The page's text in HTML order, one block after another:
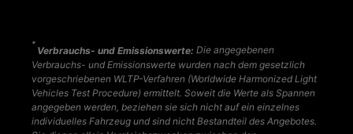
*
Verbrauchs- und Emissionswerte: Die angegebenen
Verbrauchs- und Emissionswerte wurden nach dem gesetzlich
vorgeschriebenen WLTP-Verfahren (Worldwide Harmonized Light
Vehicles Test Procedure) ermittelt. Soweit die Werte als Spannen
angegeben werden, beziehen sie sich nicht auf ein einzelnes
individuelles Fahrzeug und sind nicht Bestandteil des Angebotes.